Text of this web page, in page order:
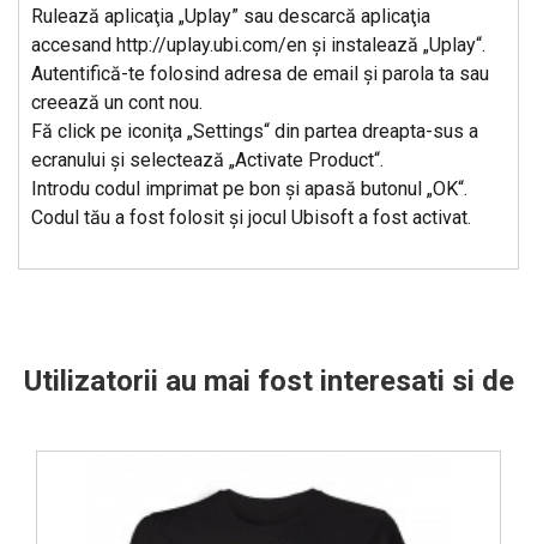
Rulează aplicaţia „Uplay” sau descarcă aplicaţia
accesand http://uplay.ubi.com/en şi instalează „Uplay“.
Autentifică-te folosind adresa de email şi parola ta sau
creează un cont nou.
Fă click pe iconiţa „Settings“ din partea dreapta-sus a
ecranului şi selectează „Activate Product“.
Introdu codul imprimat pe bon şi apasă butonul „OK“.
Codul tău a fost folosit şi jocul Ubisoft a fost activat.
Utilizatorii au mai fost interesati si de